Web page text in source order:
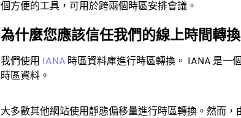
個方便的工具，可用於跨兩個時區安排會議。
為什麼您應該信任我們的線上時間轉
我們使用 IANA 時區資料庫進行時區轉換。 IANA 是一
時區資料。
大多數其他網站使用靜態偏移量進行時區轉換。然而